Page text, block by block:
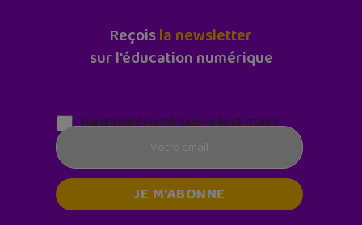
Reçoisla newsletter
sur l'éducation numérique
Parentalité numérique (le lundi matin)